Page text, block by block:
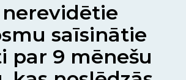
nerevidētie
saīsinātie
par 9 mēnešu